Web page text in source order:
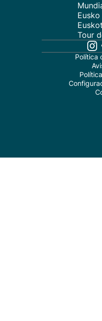
Tour
Política